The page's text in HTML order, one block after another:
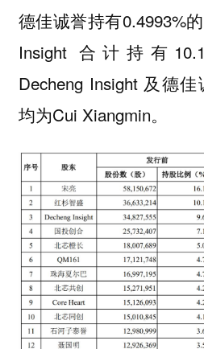
德佳诚誉持有0.4993%
Insight 合计持有
Decheng Insight 及德
均为Cui Xiangmin。